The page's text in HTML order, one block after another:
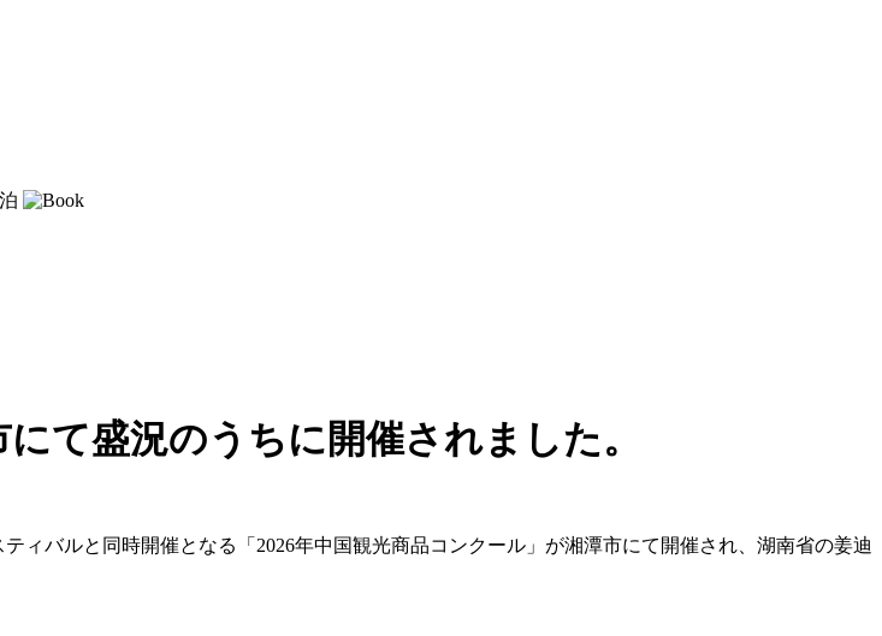
泊
て盛況のうちに開催されました。
ィバルと同時開催となる「2026年中国観光商品コンクール」が湘潭市にて開催され、湖南省の姜迪